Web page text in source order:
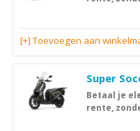
[+] Toevoegen aan
Super
Betaal je
rente,